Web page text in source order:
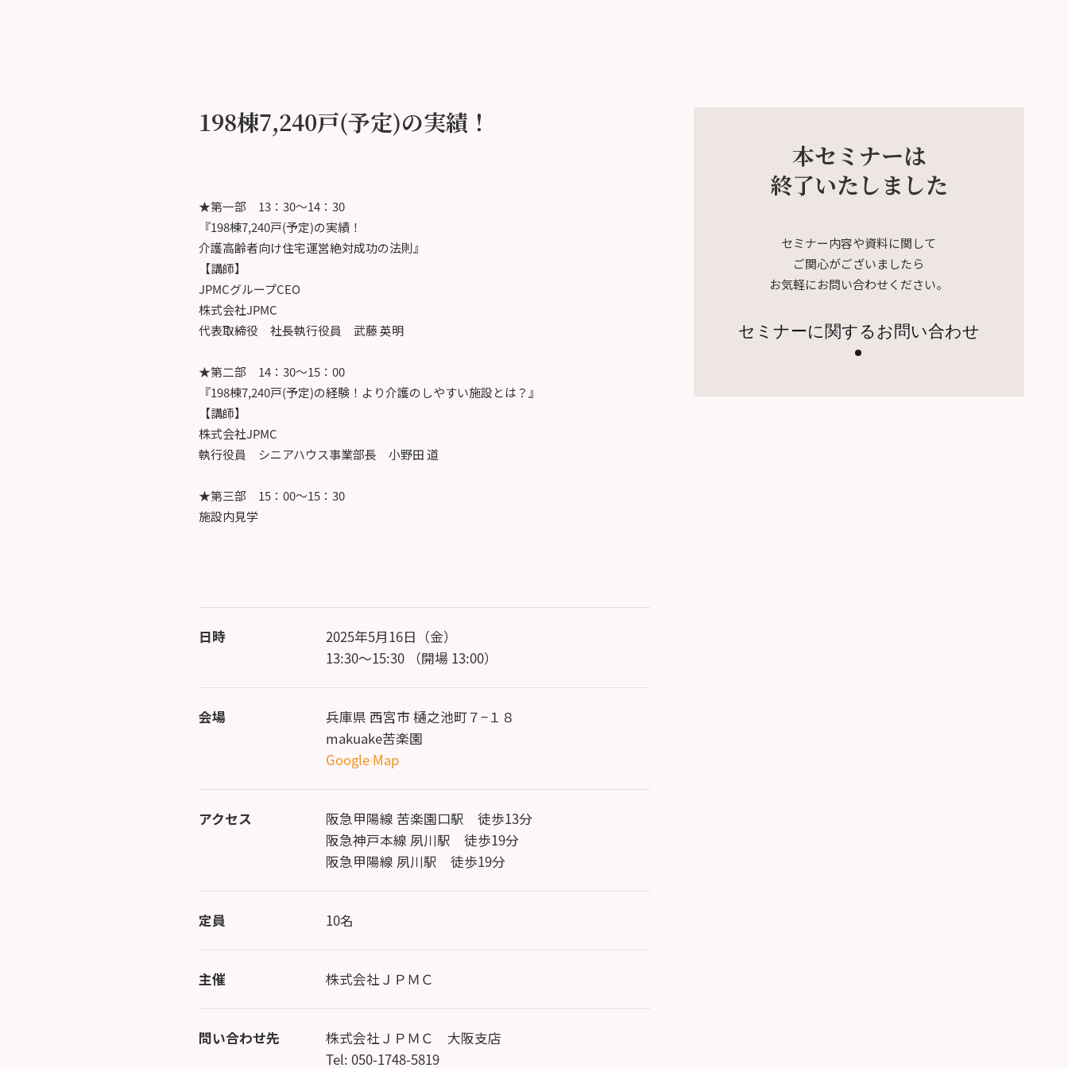
198棟7,240戸(予定)の実績！
★第一部 13：30～14：30
『198棟7,240戸(予定)の実績！
介護高齢者向け住宅運営絶対成功の法則』
【講師】
JPMCグループCEO
株式会社JPMC
代表取締役 社長執行役員 武藤 英明
★第二部 14：30～15：00
『198棟7,240戸(予定)の経験！より介護のしやすい施設とは？』
【講師】
株式会社JPMC
執行役員 シニアハウス事業部長 小野田 道
★第三部 15：00～15：30
施設内見学
日時
2025年5月16日（金）
13:30～15:30 （開場 13:00）
会場
兵庫県 西宮市 樋之池町７−１８
makuake苦楽園
Google Map
アクセス
阪急甲陽線 苦楽園口駅 徒歩13分
阪急神戸本線 夙川駅 徒歩19分
阪急甲陽線 夙川駅 徒歩19分
定員 10名
主催 株式会社ＪＰＭＣ
問い合わせ先
株式会社ＪＰＭＣ 大阪支店
Tel: 050-1748-5819
本セミナーは
終了いたしました
セミナー内容や資料に関して
ご関心がございましたら
お気軽にお問い合わせください。
セミナーに関するお問い合わせ